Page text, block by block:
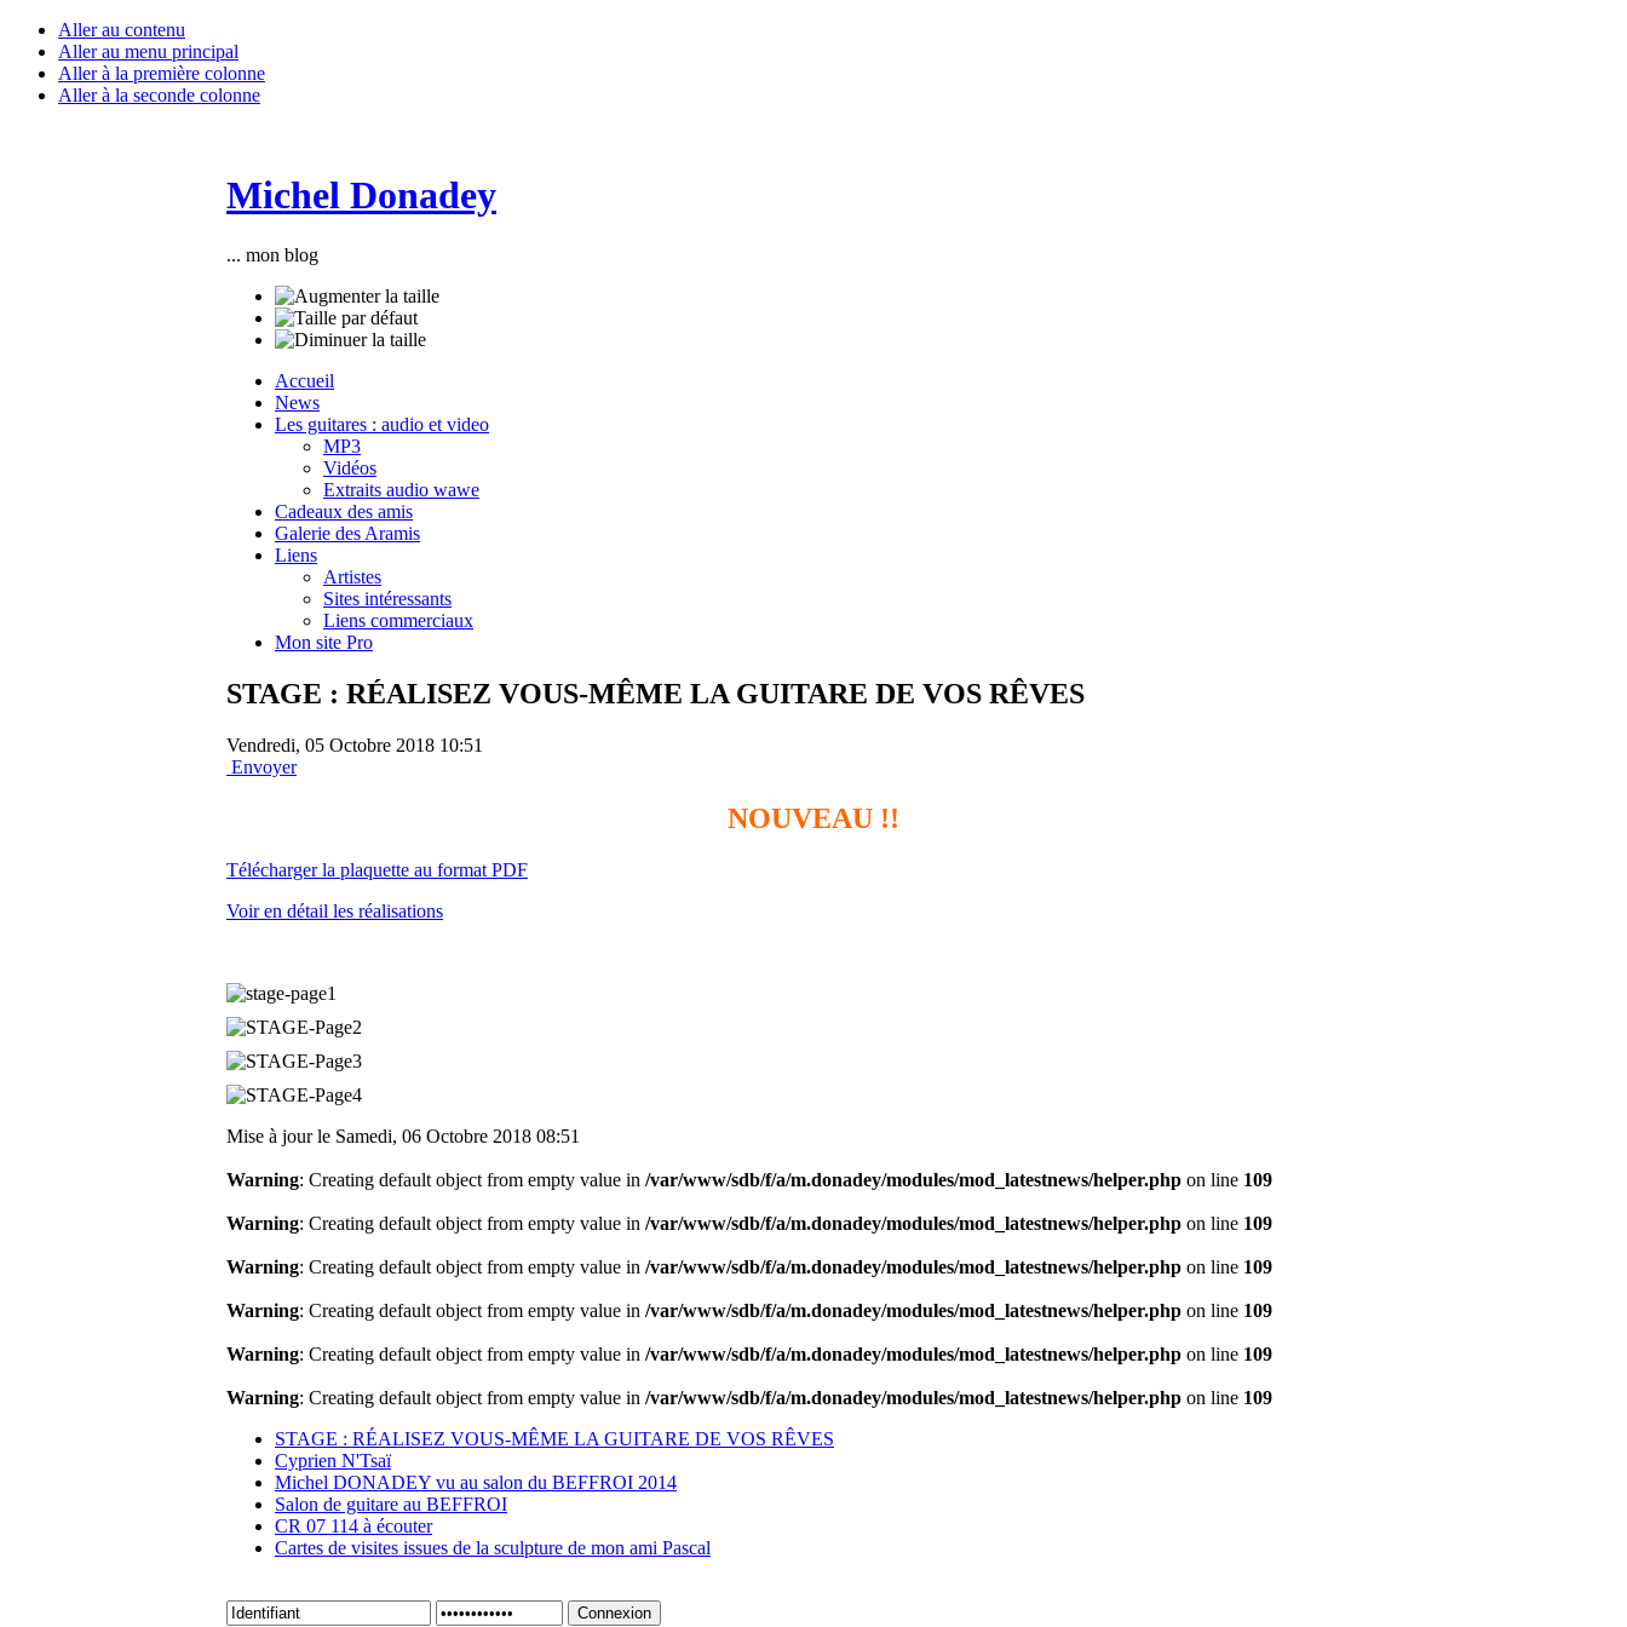
Aller au contenu
Aller au menu principal
Aller à la première colonne
Aller à la seconde colonne
Michel Donadey
... mon blog
Accueil
News
Les guitares : audio et video
MP3
Vidéos
Extraits audio wawe
Cadeaux des amis
Galerie des Aramis
Liens
Artistes
Sites intéressants
Liens commerciaux
Mon site Pro
STAGE : RÉALISEZ VOUS-MÊME LA GUITARE DE VOS RÊVES
Vendredi, 05 Octobre 2018 10:51
Envoyer
NOUVEAU !!
Télécharger la plaquette au format PDF
Voir en détail les réalisations
Mise à jour le Samedi, 06 Octobre 2018 08:51
Warning: Creating default object from empty value in /var/www/sdb/f/a/m.donadey/modules/mod_latestnews/helper.php on line 109
Warning: Creating default object from empty value in /var/www/sdb/f/a/m.donadey/modules/mod_latestnews/helper.php on line 109
Warning: Creating default object from empty value in /var/www/sdb/f/a/m.donadey/modules/mod_latestnews/helper.php on line 109
Warning: Creating default object from empty value in /var/www/sdb/f/a/m.donadey/modules/mod_latestnews/helper.php on line 109
Warning: Creating default object from empty value in /var/www/sdb/f/a/m.donadey/modules/mod_latestnews/helper.php on line 109
Warning: Creating default object from empty value in /var/www/sdb/f/a/m.donadey/modules/mod_latestnews/helper.php on line 109
STAGE : RÉALISEZ VOUS-MÊME LA GUITARE DE VOS RÊVES
Cyprien N'Tsaï
Michel DONADEY vu au salon du BEFFROI 2014
Salon de guitare au BEFFROI
CR 07 114 à écouter
Cartes de visites issues de la sculpture de mon ami Pascal
Connexion